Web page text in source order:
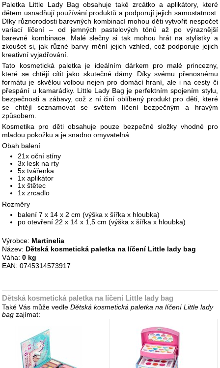
Paletka Little Lady Bag obsahuje také zrcátko a aplikátory, které
dětem usnadňují používání produktů a podporují jejich samostatnost.
Díky různorodosti barevných kombinací mohou děti vytvořit nespočet
variací líčení – od jemných pastelových tónů až po výraznější
barevné kombinace. Malé slečny si tak mohou hrát na stylistky a
zkoušet si, jak různé barvy mění jejich vzhled, což podporuje jejich
kreativní vyjadřování.
Tato kosmetická paletka je ideálním dárkem pro malé princezny,
které se chtějí cítit jako skutečné dámy. Díky svému přenosnému
formátu je skvělou volbou nejen pro domácí hraní, ale i na cesty či
přespání u kamarádky. Little Lady Bag je perfektním spojením stylu,
bezpečnosti a zábavy, což z ní činí oblíbený produkt pro děti, které
se chtějí seznamovat se světem líčení bezpečným a hravým
způsobem.
Kosmetika pro děti obsahuje pouze bezpečné složky vhodné pro
mladou pokožku a je snadno omyvatelná.
Obah balení
21x oční stíny
3x lesk na rty
5x tvářenka
1x aplikátor
1x štětec
1x zrcadlo
Rozměry
balení 7 x 14 x 2 cm (výška x šířka x hloubka)
po otevření 22 x 14 x 1,5 cm (výška x šířka x hloubka)
Výrobce: Martinelia
Název: Dětská kosmetická paletka na líčení Little lady bag
Váha:0 kg
EAN: 0745314573917
Dětská kosmetická paletka na líčení Little lady bag
Také Vás může vedleDětská kosmetická paletka na líčení Little lady
bag zajímat: